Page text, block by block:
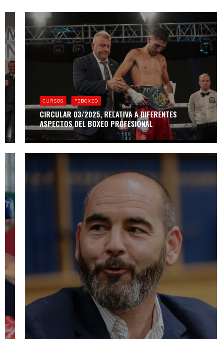
EL BOXAM
INTERNATIONAL
TOURNAMENT
2025
CURSOS FEBOXEO
CIRCULAR 03/2025, RELATIVA A DIFERENTES
ASPECTOS DEL BOXEO PROFESIONAL